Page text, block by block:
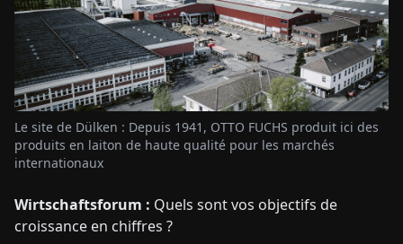
Le site de Dülken : Depuis 1941, OTTO FUCHS produit ici des
produits en laiton de haute qualité pour les marchés
internationaux
Wirtschaftsforum : Quels sont vos objectifs de
croissance en chiffres ?